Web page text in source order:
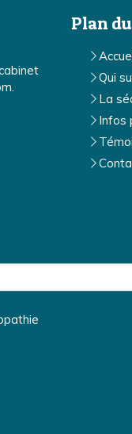
Plan
Qui
La
Infos